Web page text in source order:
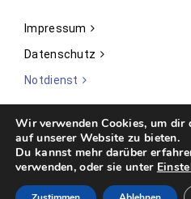
Impressum
Datenschutz
Notdienst
Copyright © 2018 - 2025
Wir verwenden Cookies, um dir
auf unserer Website zu bieten.
Du kannst mehr darüber
verwenden, oder sie unter